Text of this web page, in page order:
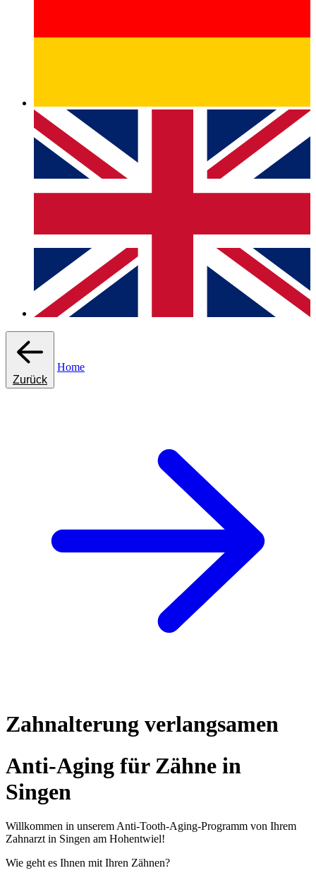
Zurück
Home
Zahnalterung verlangsamen
Anti-Aging für Zähne in
Singen
Willkommen in unserem Anti-Tooth-Aging-Programm von Ihrem
Zahnarzt in Singen am Hohentwiel!
Wie geht es Ihnen mit Ihren Zähnen?